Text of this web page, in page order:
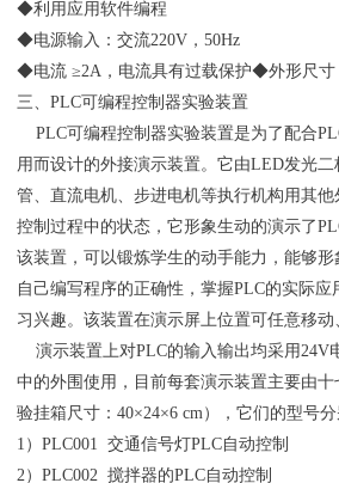
◆利用应用软件编程
◆电源输入：交流220V，50Hz
◆电流 ≥2A，电流具有过载保护◆外形尺寸
三、PLC可编程控制器实验装置
PLC可编程控制器实验装置是为了配合
用而设计的外接演示装置。它由LED发光
管、直流电机、步进电机等执行机构用其
控制过程中的状态，它形象生动的演示了
该装置，可以锻炼学生的动手能力，能够
自己编写程序的正确性，掌握PLC的实际
习兴趣。该装置在演示屏上位置可任意移动
演示装置上对PLC的输入输出均采用24V
中的外围使用，目前每套演示装置主要由
验挂箱尺寸：40×24×6 cm），它们的型号分
1）PLC001 交通信号灯PLC自动控制
2）PLC002 搅拌器的PLC自动控制